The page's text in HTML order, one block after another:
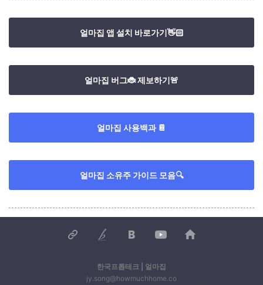
얼마집 앱 설치 바로가기👋🏻
얼마집 버그🐞 제보하기🚨
얼마집 사용백과 📔
얼마집 소유주 가이드 모음🔍
한국프롭테크 | 얼마집
jy.song@howmuchhome.co